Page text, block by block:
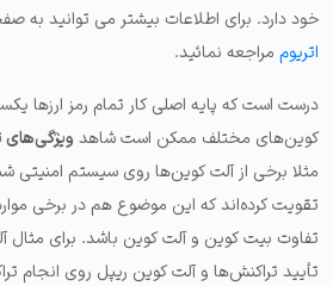
خود دارد. برای اطلاعات بیشتر می توانید به
اتریوم مراجعه نمائید.
درست است که پایه اصلی کار تمام رمز ارزها
کوین‌های مختلف ممکن است شاهد
مثلا برخی از آلت کوین‌ها روی سیستم امنیتی
تقویت کرده‌اند که این موضوع هم در برخی
تفاوت بیت کوین و آلت کوین باشد. برای
تأیید تراکنش‌ها و آلت کوین ریپل روی انجام